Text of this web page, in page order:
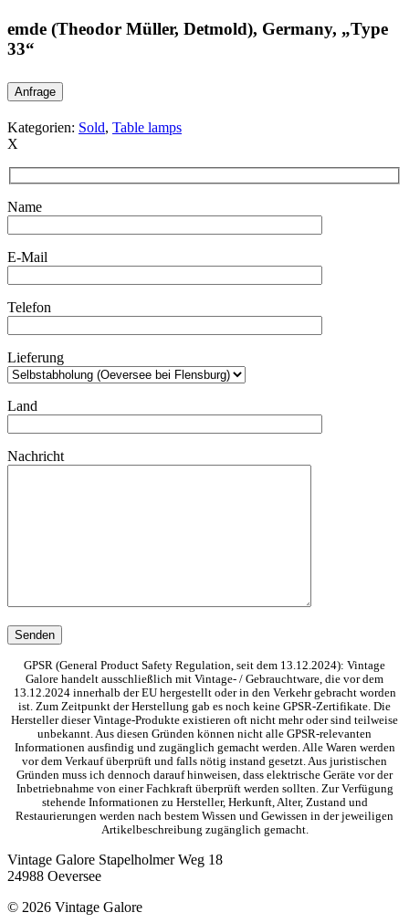
emde (Theodor Müller, Detmold), Germany, „Type
33“
Anfrage
Kategorien: Sold, Table lamps
X
Name
E-Mail
Telefon
Lieferung
Land
Nachricht
GPSR (General Product Safety Regulation, seit dem 13.12.2024): Vintage
Galore handelt ausschließlich mit Vintage- / Gebrauchtware, die vor dem
13.12.2024 innerhalb der EU hergestellt oder in den Verkehr gebracht worden
ist. Zum Zeitpunkt der Herstellung gab es noch keine GPSR-Zertifikate. Die
Hersteller dieser Vintage-Produkte existieren oft nicht mehr oder sind teilweise
unbekannt. Aus diesen Gründen können nicht alle GPSR-relevanten
Informationen ausfindig und zugänglich gemacht werden. Alle Waren werden
vor dem Verkauf überprüft und falls nötig instand gesetzt. Aus juristischen
Gründen muss ich dennoch darauf hinweisen, dass elektrische Geräte vor der
Inbetriebnahme von einer Fachkraft überprüft werden sollten. Zur Verfügung
stehende Informationen zu Hersteller, Herkunft, Alter, Zustand und
Restaurierungen werden nach bestem Wissen und Gewissen in der jeweiligen
Artikelbeschreibung zugänglich gemacht.
Vintage Galore Stapelholmer Weg 18
24988 Oeversee
© 2026 Vintage Galore